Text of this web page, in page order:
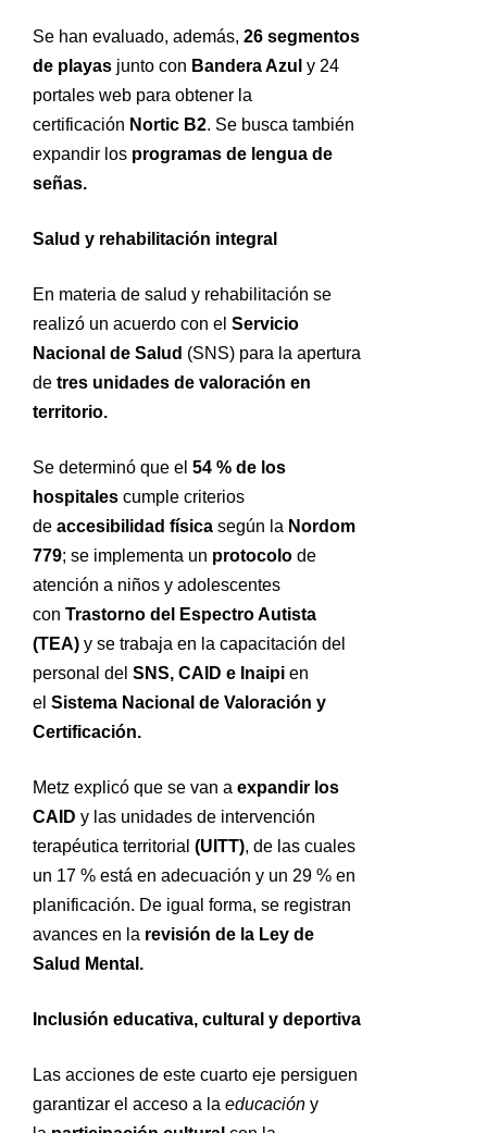
Se han evaluado, además, 26 segmentos
de playas junto con Bandera Azul y 24
portales web para obtener la
certificación Nortic B2. Se busca también
expandir los programas de lengua de
señas.
Salud y rehabilitación integral
En materia de salud y rehabilitación se
realizó un acuerdo con el Servicio
Nacional de Salud (SNS) para la apertura
de tres unidades de valoración en
territorio.
Se determinó que el 54 % de los
hospitales cumple criterios
de accesibilidad física según la Nordom
779; se implementa un protocolo de
atención a niños y adolescentes
con Trastorno del Espectro Autista
(TEA) y se trabaja en la capacitación del
personal del SNS, CAID e Inaipi en
el Sistema Nacional de Valoración y
Certificación.
Metz explicó que se van a expandir los
CAID y las unidades de intervención
terapéutica territorial (UITT), de las cuales
un 17 % está en adecuación y un 29 % en
planificación. De igual forma, se registran
avances en la revisión de la Ley de
Salud Mental.
Inclusión educativa, cultural y deportiva
Las acciones de este cuarto eje persiguen
garantizar el acceso a la educación y